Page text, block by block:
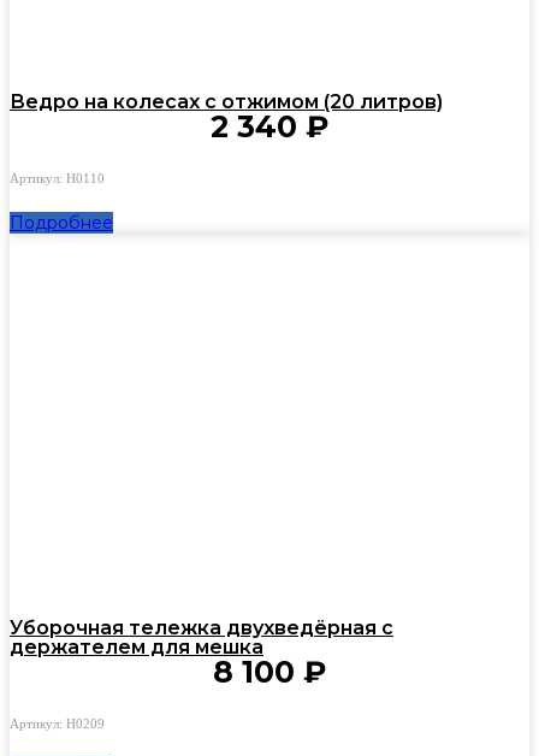
Ведро на колесах с отжимом (20 литров)
2 340 ₽
Артикул: H0110
Подробнее
Уборочная тележка двухведёрная с
держателем для мешка
8 100 ₽
Артикул: Н0209